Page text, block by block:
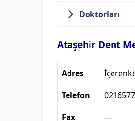
Doktorları
Ataşehir Dent
Adres
Telefon
Fax —